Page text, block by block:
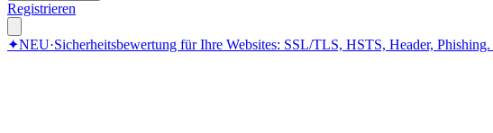
Registrieren
✦NEU·Sicherheitsbewertung für Ihre Websites: SSL/TLS, HSTS, Header, Phishing.